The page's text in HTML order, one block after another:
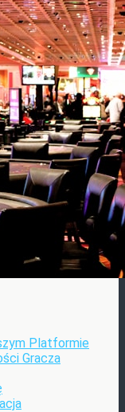
Platformie
Gracza